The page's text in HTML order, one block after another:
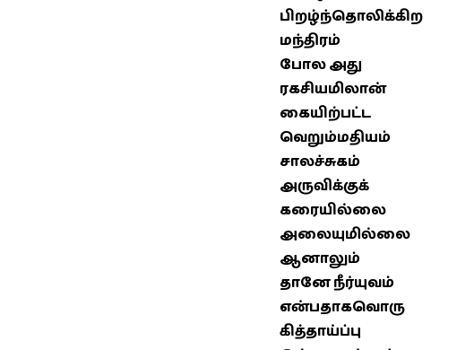
பிறழ்ந்தொலிக்கிற
மந்திரம்
போல அது
ரகசியமிலான்
கையிற்பட்ட
வெறும்மதியம்
சாலச்சுகம்
அருவிக்குக்
கரையில்லை
அலையுமில்லை
ஆனாலும்
தானே நீர்யுவம்
என்பதாகவொரு
கித்தாய்ப்பு